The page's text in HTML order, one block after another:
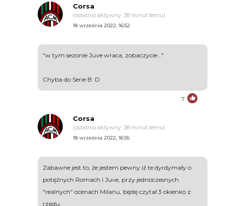
Corsa
(ostatnio aktywny: 38 minut temu)
18 września 2022, 16:52
"w tym sezonie Juve wraca, zobaczycie..."
Chyba do Serie B :D
7
Corsa
(ostatnio aktywny: 38 minut temu)
18 września 2022, 16:55
Zabawne jest to, że jestem pewny iż te dyrdymały o
potężnych Romach i Juve, przy jednoczesnych
"realnych" ocenach Milanu, będę czytał 3 okienko z
rzędu.